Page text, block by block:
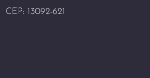
CEP: 13092-621